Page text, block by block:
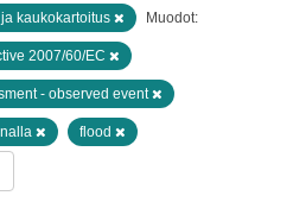
kaukokartoitus Muodot:
2007/60/EC
- observed event
flood